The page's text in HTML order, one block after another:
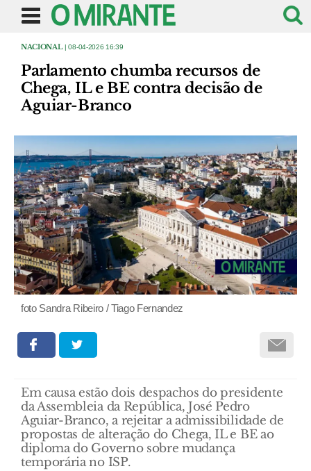
NACIONAL| 08-04-2026 16:39
Parlamento chumba recursos de
Chega, IL e BE contra decisão de
Aguiar-Branco
foto Sandra Ribeiro / Tiago Fernandez
Em causa estão dois despachos do presidente
da Assembleia da República, José Pedro
Aguiar-Branco, a rejeitar a admissibilidade de
propostas de alteração do Chega, IL e BE ao
diploma do Governo sobre mudança
temporária no ISP.